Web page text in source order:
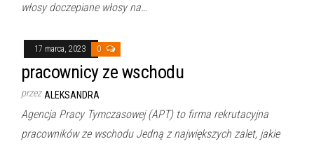
włosy doczepiane włosy na…
17 marca, 2023 0
pracownicy ze wschodu
przez ALEKSANDRA
Agencja Pracy Tymczasowej (APT) to firma rekrutacyjna
pracowników ze wschodu Jedną z największych zalet, jakie